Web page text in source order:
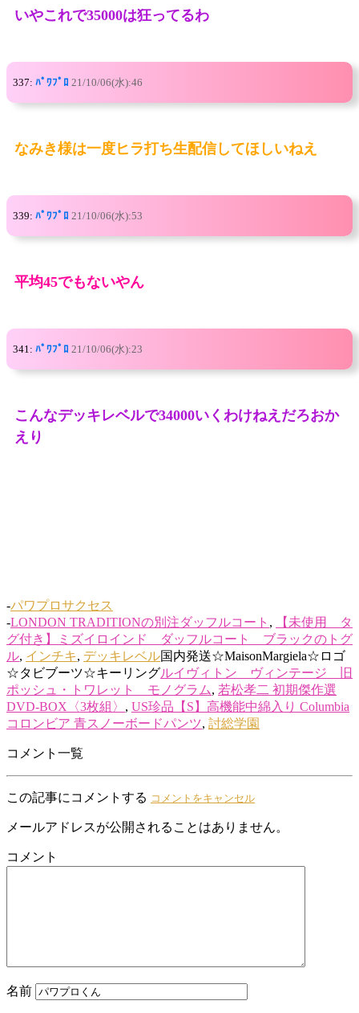
いやこれで35000は狂ってるわ
337: ﾊﾟﾜﾌﾟﾛ 21/10/06(水):46
なみき様は一度ヒラ打ち生配信してほしいねえ
339: ﾊﾟﾜﾌﾟﾛ 21/10/06(水):53
平均45でもないやん
341: ﾊﾟﾜﾌﾟﾛ 21/10/06(水):23
こんなデッキレベルで34000いくわけねえだろおか
えり
-パワプロサクセス
-LONDON TRADITIONの別注ダッフルコート ,
【未使用 タ
グ付き】ミズイロインド ダッフルコート ブラックのトグ
ル, インチキ, デッキレベル国内発送☆MaisonMargiela☆ロゴ
☆タビブーツ☆キーリングルイヴィトン ヴィンテージ 旧
ポッシュ・トワレット モノグラム, 若松孝二 初期傑作選
DVD-BOX〈3枚組〉 , US珍品【S】高機能中綿入り Columbia
コロンビア 青スノーボードパンツ, 討総学園
コメント一覧
この記事にコメントする コメントをキャンセル
メールアドレスが公開されることはありません。
コメント
名前